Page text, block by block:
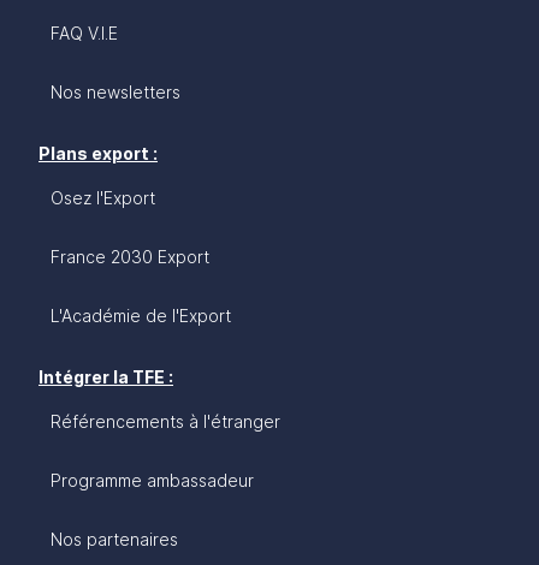
FAQ V.I.E
Nos newsletters
Plans export :
Osez l'Export
France 2030 Export
L'Académie de l'Export
Intégrer la TFE :
Référencements à l'étranger
Programme ambassadeur
Nos partenaires